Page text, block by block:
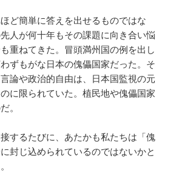
ど簡単に答えを出せるものではな
人が何十年もその課題に向き合い悩
重ねてきた。冒頭満州国の例を出し
ずもがな日本の傀儡国家だった。そ
論や政治的自由は、日本国監視の元
に限られていた。植民地や傀儡国家
。
するたびに、あたかも私たちは「傀
封じ込められているのではないかと